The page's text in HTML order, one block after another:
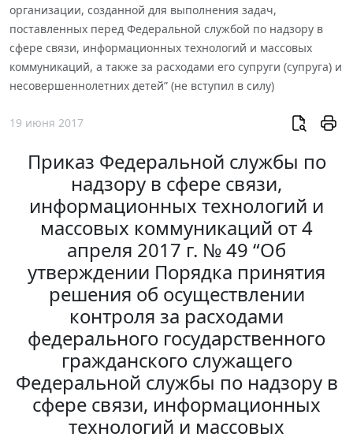
организации, созданной для выполнения задач,
поставленных перед Федеральной службой по надзору в
сфере связи, информационных технологий и массовых
коммуникаций, а также за расходами его супруги (супруга) и
несовершеннолетних детей” (не вступил в силу)
19 июня 2017
Приказ Федеральной службы по
надзору в сфере связи,
информационных технологий и
массовых коммуникаций от 4
апреля 2017 г. № 49 “Об
утверждении Порядка принятия
решения об осуществлении
контроля за расходами
федерального государственного
гражданского служащего
Федеральной службы по надзору в
сфере связи, информационных
технологий и массовых